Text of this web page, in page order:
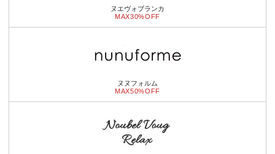
ヌエヴォブランカ
MAX30%OFF
ヌヌフォルム
MAX50%OFF